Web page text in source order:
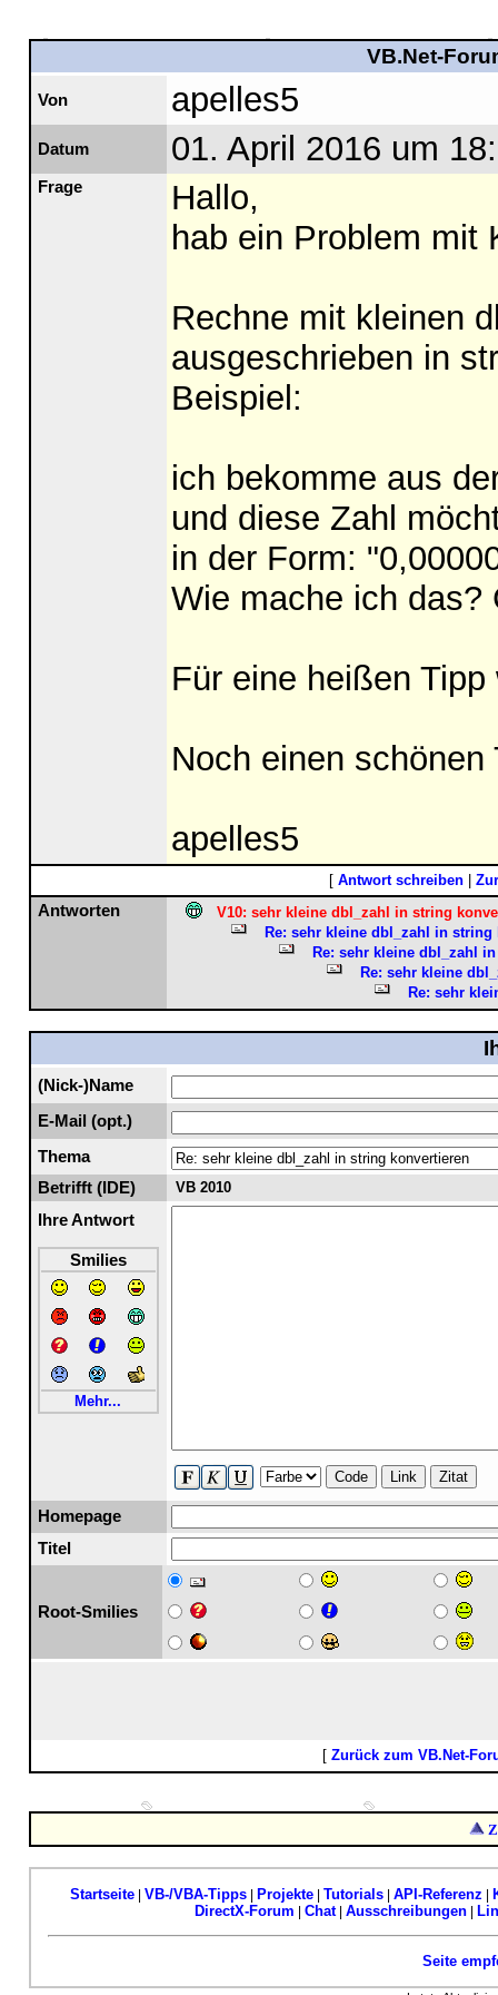
VB.Net-
Von apelles5
Datum 01. April 2016 um
Frage
Hallo,
hab ein Problem mit
Rechne mit kleinen
ausgeschrieben in
Beispiel:
ich bekomme aus
und diese Zahl
in der Form:
Wie mache ich das?
Für eine heißen
Noch einen schönen
apelles5
[ Antwort schreiben|
Antworten
V10: sehr kleine dbl_zahl in string
Re: sehr kleine dbl_zahl in string
Re: sehr kleine dbl_zahl
Re: sehr kleine
Re: sehr
(Nick-)Name
E-Mail (opt.)
Thema
Betrifft (IDE)
VB 2010
Ihre Antwort
Smilies
Mehr...
Code Link Zitat
Homepage
Titel
Root-Smilies
[ Zurück zum VB.Net-
Startseite| VB-/VBA-Tipps| Projekte| Tutorials| API-Referenz
DirectX-Forum
Chat| Ausschreibungen
Seite